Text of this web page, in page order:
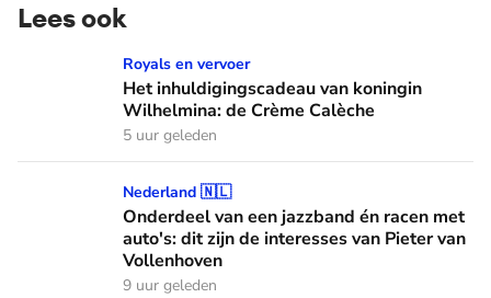
Lees ook
Het inhuldigingscadeau van koningin Wilhelmina: de
Royals en vervoer
Het inhuldigingscadeau van koningin
Wilhelmina: de Crème Calèche
5 uur geleden
Onderdeel van een jazzband én racen met auto's: dit zijn
Nederland 🇳🇱
Onderdeel van een jazzband én racen met
auto's: dit zijn de interesses van Pieter van
Vollenhoven
9 uur geleden